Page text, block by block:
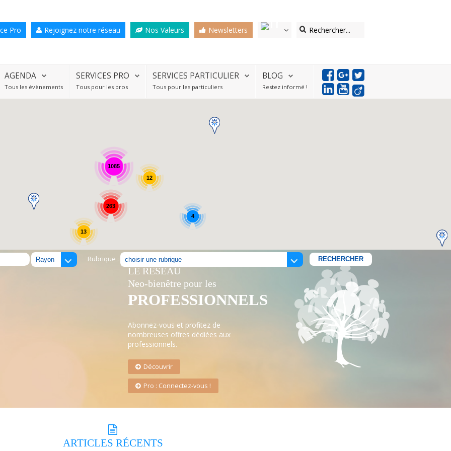
Pro Rejoignez notre réseau Nos Valeurs Newsletters
AGENDA
Tous les évènements
SERVICES PRO
Tous pour les pros
SERVICES PARTICULIER
Tous pour les particuliers
BLOG
Restez informé !
1085
13
263
4
12
Rubrique :
LE RÉSEAU
Neo-bienêtre pour les
PROFESSIONNELS
Abonnez-vous et profitez de
nombreuses offres dédiées aux
professionnels.
Découvrir
Pro : Connectez-vous !
ARTICLES RÉCENTS